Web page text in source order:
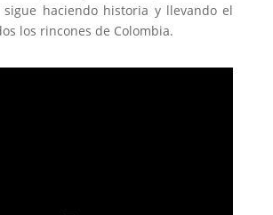
sigue haciendo historia y llevando el
los rincones de Colombia.